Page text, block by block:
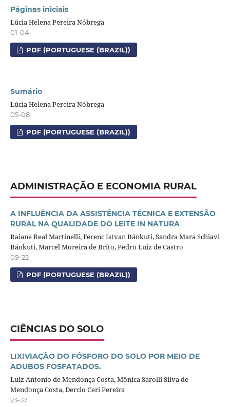
Páginas iniciais
Lúcia Helena Pereira Nóbrega
01-04
PDF (PORTUGUESE (BRAZIL))
Sumário
Lúcia Helena Pereira Nóbrega
05-08
PDF (PORTUGUESE (BRAZIL))
ADMINISTRAÇÃO E ECONOMIA RURAL
A INFLUÊNCIA DA ASSISTÊNCIA TÉCNICA E EXTENSÃO
RURAL NA QUALIDADE DO LEITE IN NATURA
Raiane Real Martinelli, Ferenc Istvan Bánkuti, Sandra Mara Schiavi
Bánkuti, Marcel Moreira de Brito, Pedro Luiz de Castro
09-22
PDF (PORTUGUESE (BRAZIL))
CIÊNCIAS DO SOLO
LIXIVIAÇÃO DO FÓSFORO DO SOLO POR MEIO DE
ADUBOS FOSFATADOS.
Luiz Antonio de Mendonça Costa, Mônica Sarolli Silva de
Mendonça Costa, Dercio Ceri Pereira
23-37